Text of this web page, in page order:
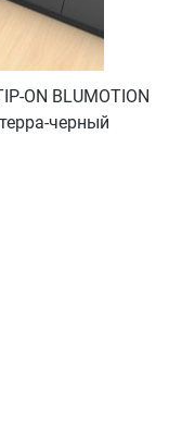
ON BLUMOTION
черный